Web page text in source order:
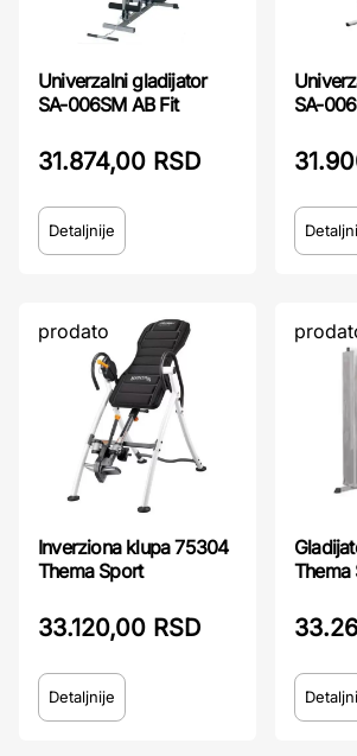
Univerzalni gladijator
SA-006SM AB Fit
31.874,00 RSD
Detaljnije
SA-
prodato
Inverziona klupa 75304
Thema Sport
33.120,00 RSD
Detaljnije
Thema